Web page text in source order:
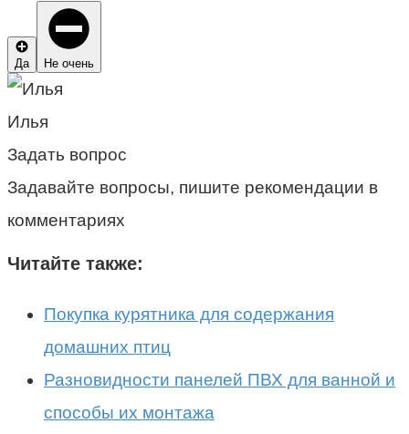
Да Не очень
Илья
Задать вопрос
Задавайте вопросы, пишите рекомендации в
комментариях
Читайте также:
Покупка курятника для содержания
домашних птиц
Разновидности панелей ПВХ для ванной и
способы их монтажа